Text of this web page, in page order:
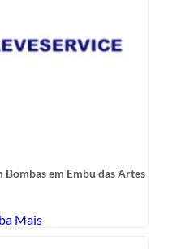
em Embu das Artes
Mais